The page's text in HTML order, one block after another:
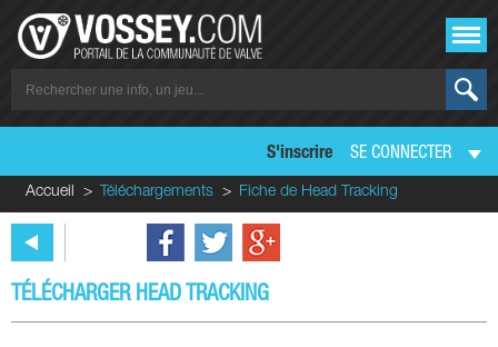
S'inscrire SE CONNECTER
Accueil Téléchargements Fiche de Head Tracking
TÉLÉCHARGER HEAD TRACKING